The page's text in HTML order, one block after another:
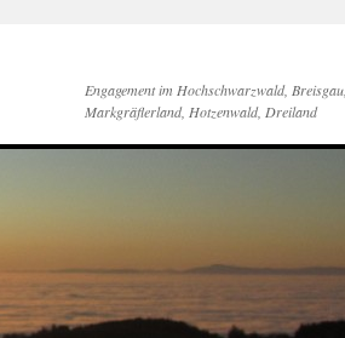
Engagement im Hochschwarzwald, Breisgau,
Markgräflerland, Hotzenwald, Dreiland